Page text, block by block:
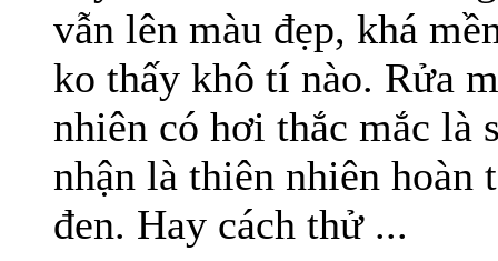
vẫn lên màu đẹp, khá
ko thấy khô tí nào. Rửa
nhiên có hơi thắc mắc là
nhận là thiên nhiên hoàn
đen. Hay cách thử ...